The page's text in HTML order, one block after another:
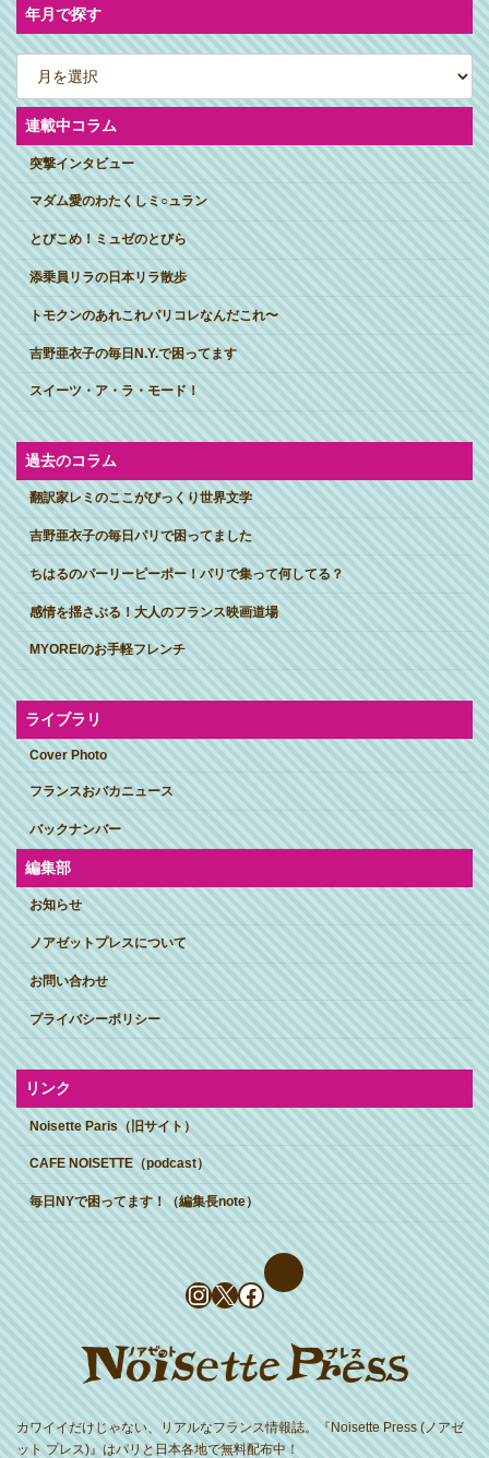
年月で探す
ア
ー
カ
イ
ブ連載中コラム
突撃インタビュー
マダム愛のわたくしミ○ュラン
とびこめ！ミュゼのとびら
添乗員リラの日本リラ散歩
トモクンのあれこれパリコレなんだこれ〜
吉野亜衣子の毎日N.Y.で困ってます
スイーツ・ア・ラ・モード！
過去のコラム
翻訳家レミのここがびっくり世界文学
吉野亜衣子の毎日パリで困ってました
ちはるのパーリーピーポー！パリで集って何してる？
感情を揺さぶる！大人のフランス映画道場
MYOREIのお手軽フレンチ
ライブラリ
Cover Photo
フランスおバカニュース
バックナンバー
編集部
お知らせ
ノアゼットプレスについて
お問い合わせ
プライバシーポリシー
リンク
Noisette Paris（旧サイト）
CAFE NOISETTE（podcast）
毎日NYで困ってます！（編集長note）
Instagram
X Facebook
カワイイだけじゃない、リアルなフランス情報誌。『Noisette Press (ノアゼ
ット プレス)』はパリと日本各地で無料配布中！